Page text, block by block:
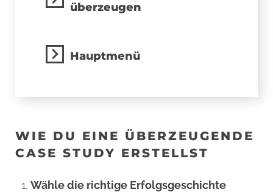
WIE DU EINE ÜBERZEUGENDE
CASE STUDY ERSTELLST
Wähle die richtige Erfolgsgeschichte
überzeugen
Hauptmenü